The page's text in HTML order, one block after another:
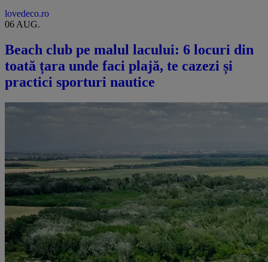
lovedeco.ro
06 AUG.
Beach club pe malul lacului: 6 locuri din
toată țara unde faci plajă, te cazezi și
practici sporturi nautice